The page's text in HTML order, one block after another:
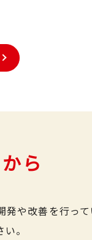
ら
や改善を行って
。